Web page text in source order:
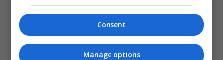
Τηλ. επικοινωνίας: +30 210 60 95 462
Περισσότερες πληροφορίες για τοPuppies Parkθα βρείτε
online στην επίσημηιστοσελίδατου & στη σελίδα του στο
Consent
Manage options